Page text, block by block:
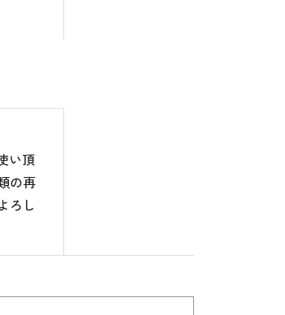
い頂
の再
ろし